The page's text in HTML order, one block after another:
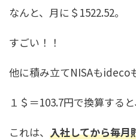
なんと、月に＄1522.52。
すごい！！
他に積み立てNISAもideco
１＄＝103.7円で換算すると
これは、 入社してから毎月